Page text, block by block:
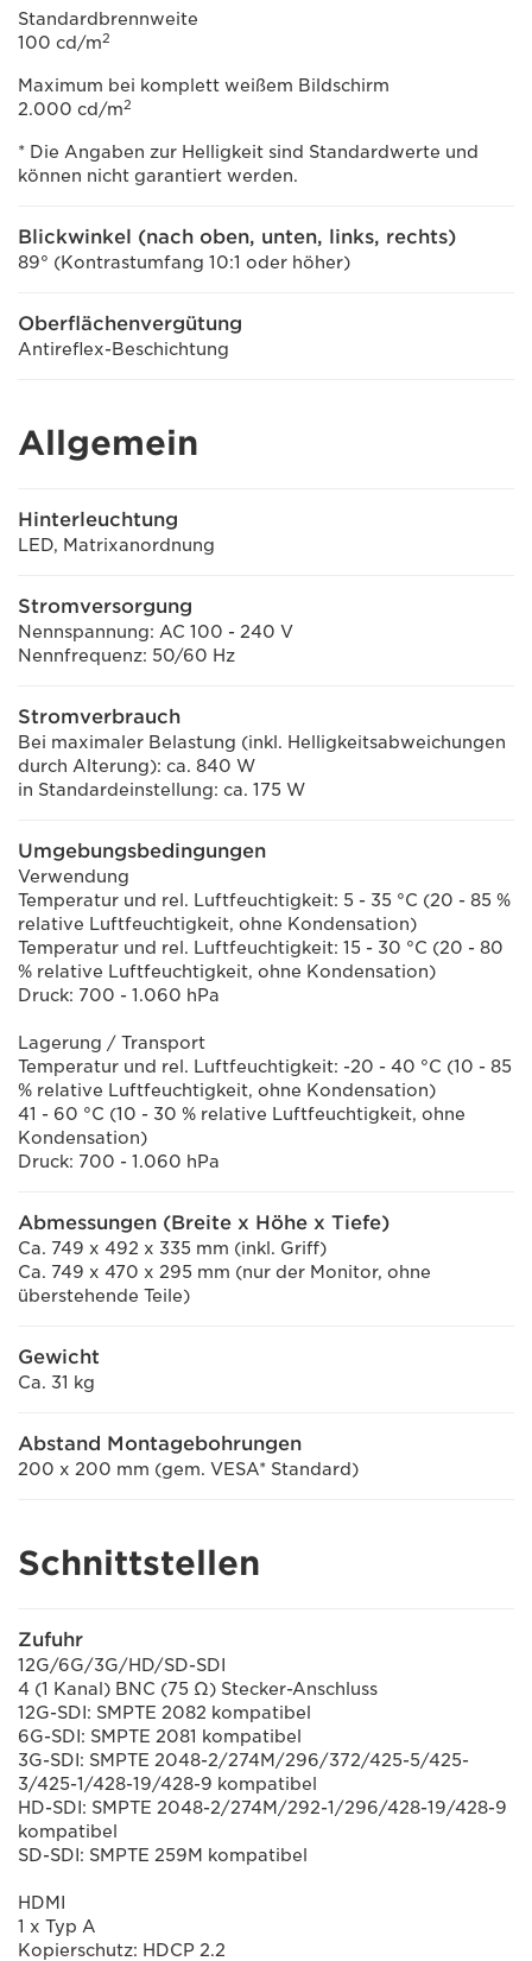
Standardbrennweite
100 cd/m2
Maximum bei komplett weißem Bildschirm
2.000 cd/m2
* Die Angaben zur Helligkeit sind Standardwerte und
können nicht garantiert werden.
Blickwinkel (nach oben, unten, links, rechts)
89° (Kontrastumfang 10:1 oder höher)
Oberflächenvergütung
Antireflex-Beschichtung
Allgemein
Hinterleuchtung
LED, Matrixanordnung
Stromversorgung
Nennspannung: AC 100 - 240 V
Nennfrequenz: 50/60 Hz
Stromverbrauch
Bei maximaler Belastung (inkl. Helligkeitsabweichungen
durch Alterung): ca. 840 W
in Standardeinstellung: ca. 175 W
Umgebungsbedingungen
Verwendung
Temperatur und rel. Luftfeuchtigkeit: 5 - 35 °C (20 - 85 %
relative Luftfeuchtigkeit, ohne Kondensation)
Temperatur und rel. Luftfeuchtigkeit: 15 - 30 °C (20 - 80
% relative Luftfeuchtigkeit, ohne Kondensation)
Druck: 700 - 1.060 hPa
Lagerung / Transport
Temperatur und rel. Luftfeuchtigkeit: -20 - 40 °C (10 - 85
% relative Luftfeuchtigkeit, ohne Kondensation)
41 - 60 °C (10 - 30 % relative Luftfeuchtigkeit, ohne
Kondensation)
Druck: 700 - 1.060 hPa
Abmessungen (Breite x Höhe x Tiefe)
Ca. 749 x 492 x 335 mm (inkl. Griff)
Ca. 749 x 470 x 295 mm (nur der Monitor, ohne
überstehende Teile)
Gewicht
Ca. 31 kg
Abstand Montagebohrungen
200 x 200 mm (gem. VESA* Standard)
Schnittstellen
Zufuhr
12G/6G/3G/HD/SD-SDI
4 (1 Kanal) BNC (75 Ω) Stecker-Anschluss
12G-SDI: SMPTE 2082 kompatibel
6G-SDI: SMPTE 2081 kompatibel
3G-SDI: SMPTE 2048-2/274M/296/372/425-5/425-
3/425-1/428-19/428-9 kompatibel
HD-SDI: SMPTE 2048-2/274M/292-1/296/428-19/428-9
kompatibel
SD-SDI: SMPTE 259M kompatibel
HDMI
1 x Typ A
Kopierschutz: HDCP 2.2